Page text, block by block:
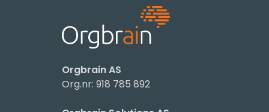
Orgbrain AS
Org.nr: 918 785 892